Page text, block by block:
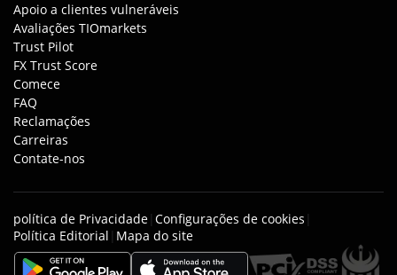
Apoio a clientes vulneráveis
Avaliações TIOmarkets
Trust Pilot
FX Trust Score
Comece
FAQ
Reclamações
Carreiras
Contate-nos
política de Privacidade| Configurações de cookies |
Política Editorial | Mapa do site